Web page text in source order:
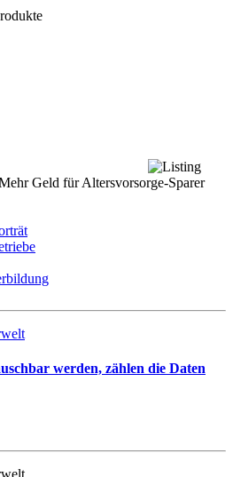
Geld für Altersvorsorge-Sparer
werden, zählen die Daten